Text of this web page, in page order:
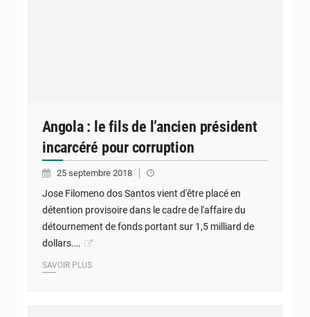
Angola : le fils de l’ancien président
incarcéré pour corruption
25 septembre 2018
Jose Filomeno dos Santos vient d'être placé en
détention provisoire dans le cadre de l'affaire du
détournement de fonds portant sur 1,5 milliard de
dollars.…
SAVOIR PLUS